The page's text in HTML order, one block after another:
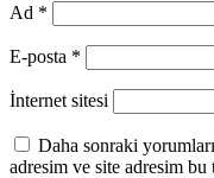
Ad *
E-posta *
İnternet sitesi
Daha sonraki
adresim ve site adresim bu